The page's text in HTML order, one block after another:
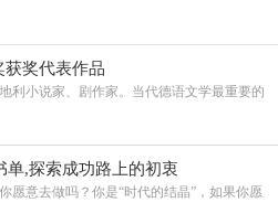
获奖代表作品
地利小说家、剧作家。当代德语文学最重要的
单,探索成功路上的初衷
意去做吗？你是“时代的结晶”，如果你愿